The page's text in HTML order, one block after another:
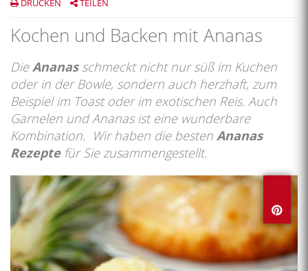
Kochen und Backen mit Ananas
DieAnanasschmeckt nicht nur süß im Kuchen
oder in der Bowle, sondern auch herzhaft, zum
Beispiel im Toast oder im exotischen Reis. Auch
Garnelen und Ananas ist eine wunderbare
Kombination. Wir haben die besten Ananas
Rezeptefür Sie zusammengestellt.